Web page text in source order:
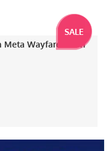
SALE
Wayfarer Gen1